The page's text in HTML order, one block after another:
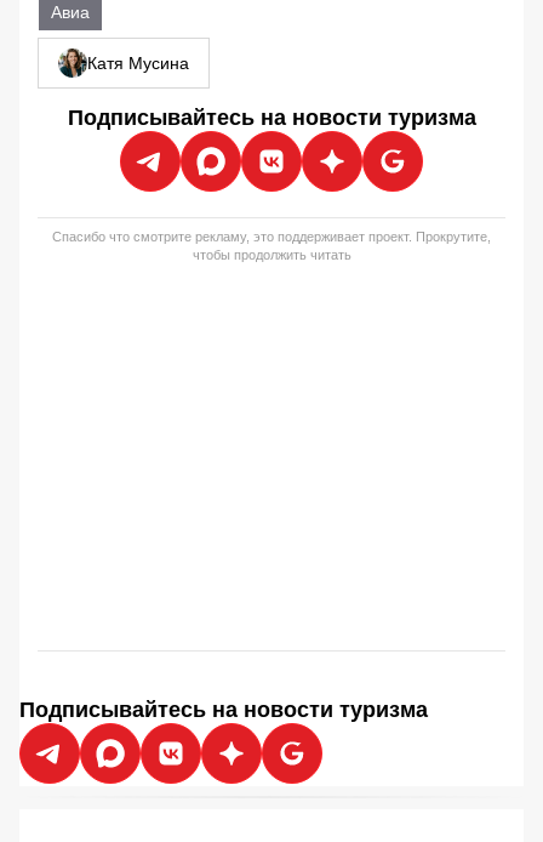
Авиа
Катя Мусина
Подписывайтесь на новости туризма
Спасибо что смотрите рекламу, это поддерживает проект. Прокрутите,
чтобы продолжить читать
Подписывайтесь на новости туризма